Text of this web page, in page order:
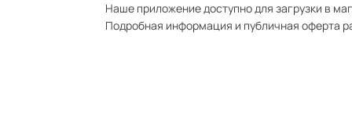
Наше приложение доступно для загрузки в
Подробная информация и публичная оферта